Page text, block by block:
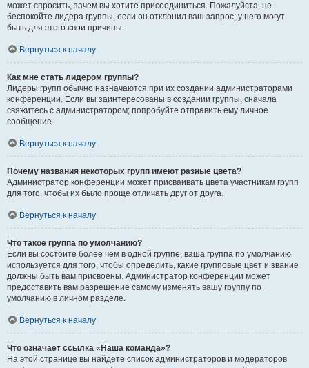
может спросить, зачем вы хотите присоединиться. Пожалуйста, не
беспокойте лидера группы, если он отклонил ваш запрос; у него могут
быть для этого свои причины.
Вернуться к началу
Как мне стать лидером группы?
Лидеры групп обычно назначаются при их создании администраторами
конференции. Если вы заинтересованы в создании группы, сначала
свяжитесь с администратором; попробуйте отправить ему личное
сообщение.
Вернуться к началу
Почему названия некоторых групп имеют разные цвета?
Администратор конференции может присваивать цвета участникам групп
для того, чтобы их было проще отличать друг от друга.
Вернуться к началу
Что такое группа по умолчанию?
Если вы состоите более чем в одной группе, ваша группа по умолчанию
используется для того, чтобы определить, какие групповые цвет и звание
должны быть вам присвоены. Администратор конференции может
предоставить вам разрешение самому изменять вашу группу по
умолчанию в личном разделе.
Вернуться к началу
Что означает ссылка «Наша команда»?
На этой странице вы найдёте список администраторов и модераторов